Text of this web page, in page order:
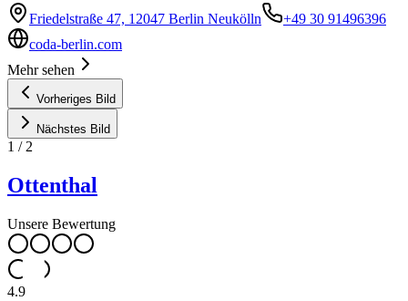
Friedelstraße 47, 12047 Berlin Neukölln
+49 30 91496396
coda-berlin.com
Mehr sehen
Vorheriges Bild
Nächstes Bild
1 / 2
Ottenthal
Unsere Bewertung
4.9